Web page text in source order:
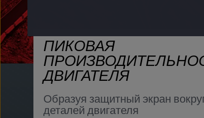
ПИКОВАЯ
ДВИГАТЕЛЯ
Образуя защитный экран
деталей двигателя